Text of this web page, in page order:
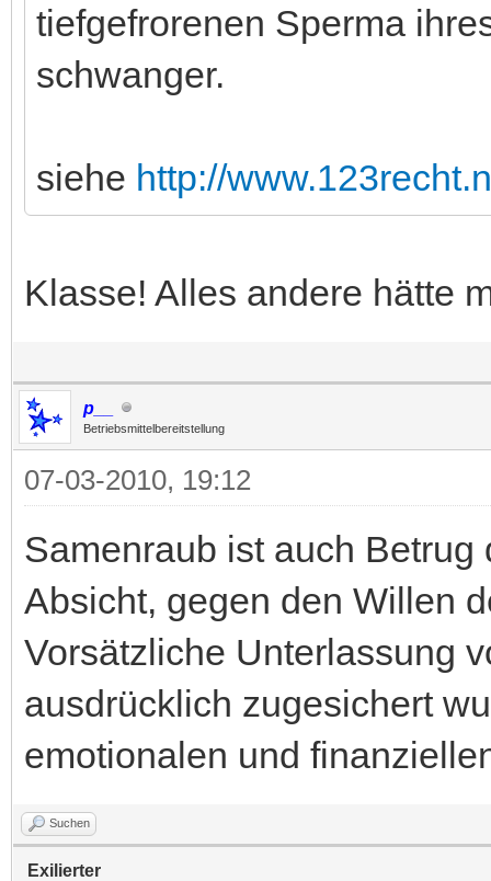
tiefgefrorenen Sperma
schwanger.
siehe http://
Klasse! Alles andere hätte
p__
Betriebsmittelbereitstellung
07-03-2010, 19:12
Samenraub ist auch
Absicht, gegen den Willen
Vorsätzliche Unterlassung
ausdrücklich zugesichert
emotionalen und
Suchen
Exilierter